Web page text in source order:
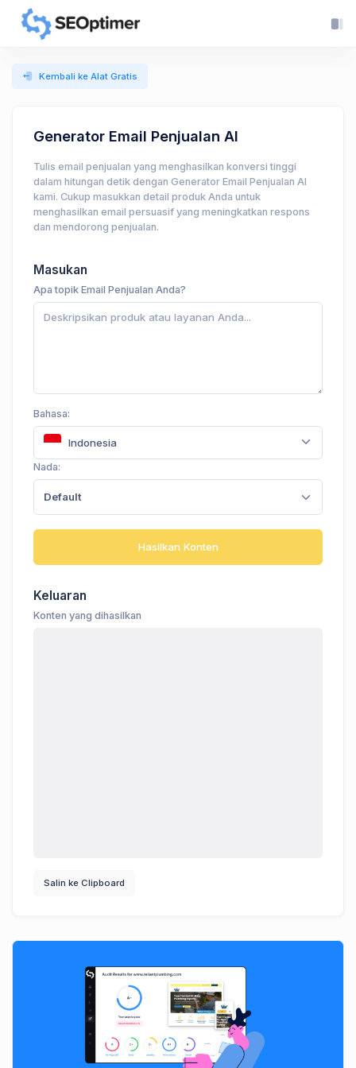
Kembali ke Alat Gratis
Generator Email Penjualan AI
Tulis email penjualan yang menghasilkan konversi tinggi
dalam hitungan detik dengan Generator Email Penjualan AI
kami. Cukup masukkan detail produk Anda untuk
menghasilkan email persuasif yang meningkatkan respons
dan mendorong penjualan.
Masukan
Apa topik Email Penjualan Anda?
Bahasa:
Indonesia
Nada:
Default
Hasilkan Konten
Keluaran
Konten yang dihasilkan
Salin ke Clipboard